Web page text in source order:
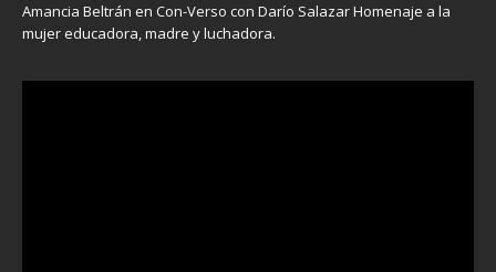
Amancia Beltrán en Con-Verso con Darío Salazar Homenaje a la
mujer educadora, madre y luchadora.